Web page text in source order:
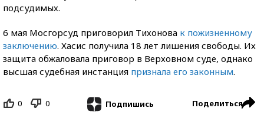
подсудимых.
6 мая Мосгорсуд приговорил Тихонова к пожизненному
заключению. Хасис получила 18 лет лишения свободы. Их
защита обжаловала приговор в Верховном суде, однако
высшая судебная инстанция признала его законным.
0 0 Подпишись Поделиться